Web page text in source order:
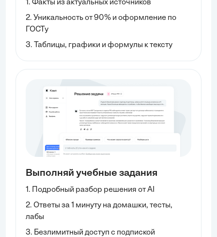
1. Факты из актуальных источников
2. Уникальность от 90% и оформление по
ГОСТу
3. Таблицы, графики и формулы к тексту
Выполняй учебные задания
1. Подробный разбор решения от AI
2. Ответы за 1 минуту на домашки, тесты,
лабы
3. Безлимитный доступ с подпиской